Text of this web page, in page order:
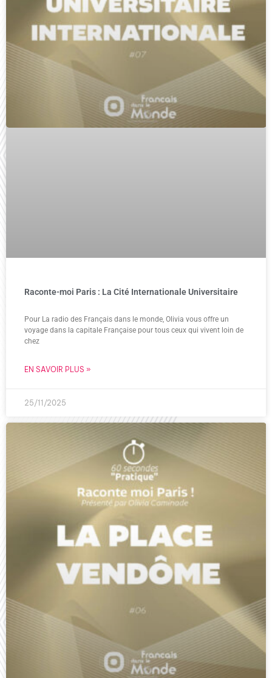
Raconte-moi Paris : La Cité Internationale Universitaire
Pour La radio des Français dans le monde, Olivia vous offre un
voyage dans la capitale Française pour tous ceux qui vivent loin de
chez
EN SAVOIR PLUS »
25/11/2025